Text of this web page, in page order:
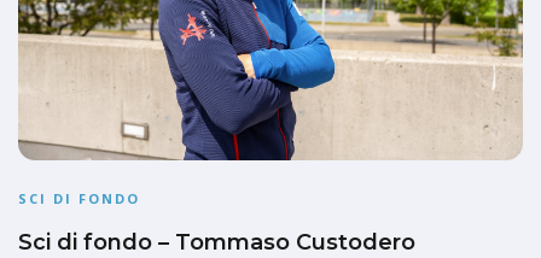
SCI DI FONDO
Sci di fondo – Tommaso Custodero